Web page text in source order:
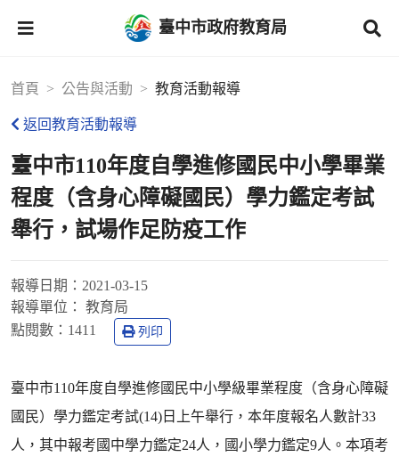
臺中市政府教育局
首頁 公告與活動 教育活動報導
返回教育活動報導
臺中市110年度自學進修國民中小學畢業
程度（含身心障礙國民）學力鑑定考試
舉行，試場作足防疫工作
報導日期： 2021-03-15
報導單位：
教育局
點閱數： 1411 列印
臺中市110年度自學進修國民中小學級畢業程度（含身心障礙
國民）學力鑑定考試(14)日上午舉行，本年度報名人數計33
人，其中報考國中學力鑑定24人，國小學力鑑定9人。本項考